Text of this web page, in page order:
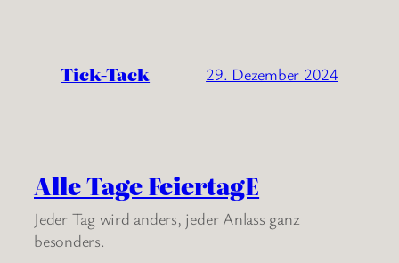
Tick-Tack 29. Dezember 2024
Alle Tage FeiertagE
Jeder Tag wird anders, jeder Anlass ganz
besonders.